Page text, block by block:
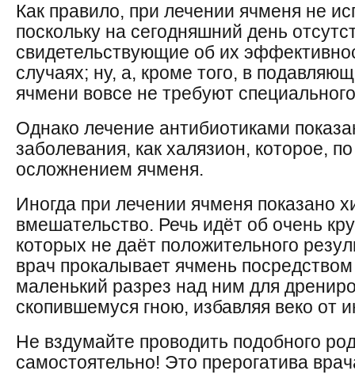
Как правило, при лечении ячменя не
поскольку на сегодняшний день
свидетельствующие об их
случаях; ну, а, кроме того, в
ячмени вовсе не требуют
Однако лечение антибиотиками
заболевания, как халязион, которое,
осложнением ячменя.
Иногда при лечении ячменя показано
вмешательство. Речь идёт об очень
которых не даёт положительного
врач прокалывает ячмень
маленький разрез над ним для
скопившемуся гною, избавляя веко от
Не вздумайте проводить подобного
самостоятельно! Это прерогатива